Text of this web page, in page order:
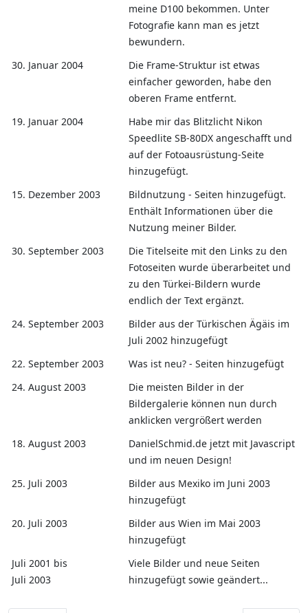
meine D100 bekommen. Unter
Fotografie kann man es jetzt
bewundern.
30. Januar 2004
Die Frame-Struktur ist etwas
einfacher geworden, habe den
oberen Frame entfernt.
19. Januar 2004
Habe mir das Blitzlicht Nikon
Speedlite SB-80DX angeschafft und
auf der Fotoausrüstung-Seite
hinzugefügt.
15. Dezember 2003
Bildnutzung - Seiten hinzugefügt.
Enthält Informationen über die
Nutzung meiner Bilder.
30. September 2003
Die Titelseite mit den Links zu den
Fotoseiten wurde überarbeitet und
zu den Türkei-Bildern wurde
endlich der Text ergänzt.
24. September 2003
Bilder aus der Türkischen Ägäis im
Juli 2002 hinzugefügt
22. September 2003
Was ist neu? - Seiten hinzugefügt
24. August 2003
Die meisten Bilder in der
Bildergalerie können nun durch
anklicken vergrößert werden
18. August 2003
DanielSchmid.de jetzt mit Javascript
und im neuen Design!
25. Juli 2003
Bilder aus Mexiko im Juni 2003
hinzugefügt
20. Juli 2003
Bilder aus Wien im Mai 2003
hinzugefügt
Juli 2001 bis
Juli 2003
Viele Bilder und neue Seiten
hinzugefügt sowie geändert...